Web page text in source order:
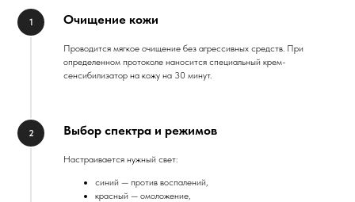
Очищение кожи
Проводится мягкое очищение без агрессивных средств. При
определенном протоколе наносится специальный крем-
сенсибилизатор на кожу на 30 минут.
Выбор спектра и режимов
Настраивается нужный свет:
синий — против воспалений,
красный — омоложение,